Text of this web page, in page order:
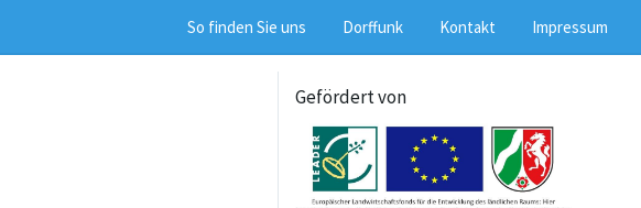
So finden Sie uns Dorffunk Kontakt Impressum
Gefördert von